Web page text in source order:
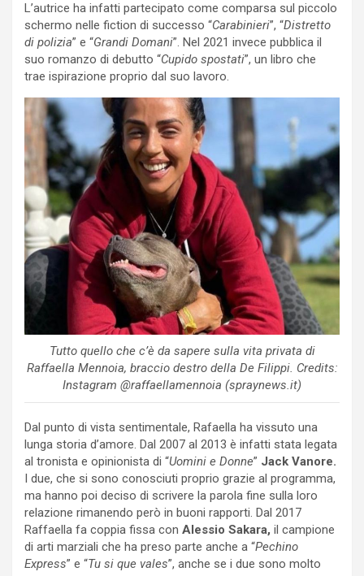
L’autrice ha infatti partecipato come comparsa sul piccolo
schermo nelle fiction di successo “Carabinieri”, “Distretto
di polizia” e “Grandi Domani”. Nel 2021 invece pubblica il
suo romanzo di debutto “Cupido spostati”, un libro che
trae ispirazione proprio dal suo lavoro.
Tutto quello che c’è da sapere sulla vita privata di
Raffaella Mennoia, braccio destro della De Filippi. Credits:
Instagram @raffaellamennoia (spraynews.it)
Dal punto di vista sentimentale, Rafaella ha vissuto una
lunga storia d’amore. Dal 2007 al 2013 è infatti stata legata
al tronista e opinionista di “Uomini e Donne” Jack Vanore.
I due, che si sono conosciuti proprio grazie al programma,
ma hanno poi deciso di scrivere la parola fine sulla loro
relazione rimanendo però in buoni rapporti. Dal 2017
Raffaella fa coppia fissa con Alessio Sakara, il campione
di arti marziali che ha preso parte anche a “Pechino
Express” e “Tu si que vales”, anche se i due sono molto